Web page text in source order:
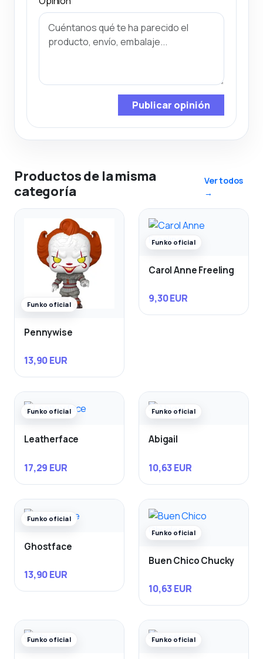
Publicar opinión
Productos de la misma
categoría
Ver todos
→
Funko oficial
Pennywise
13,90 EUR
Funko oficial
Carol Anne Freeling
9,30 EUR
Funko oficial
Leatherface
17,29 EUR
Funko oficial
Abigail
10,63 EUR
Funko oficial
Ghostface
13,90 EUR
Funko oficial
Buen Chico Chucky
10,63 EUR
Funko oficial Funko oficial